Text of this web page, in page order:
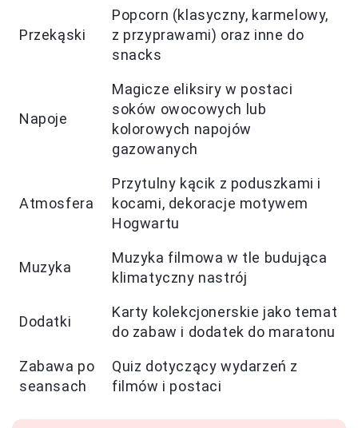
Przekąski
Popcorn (klasyczny, karmelowy,
z przyprawami) oraz inne do
snacks
Napoje
Magicze eliksiry w postaci
soków owocowych lub
kolorowych napojów
gazowanych
Atmosfera
Przytulny kącik z poduszkami i
kocami, dekoracje motywem
Hogwartu
Muzyka
Muzyka filmowa w tle budująca
klimatyczny nastrój
Dodatki
Karty kolekcjonerskie jako temat
do zabaw i dodatek do maratonu
Zabawa po
seansach
Quiz dotyczący wydarzeń z
filmów i postaci